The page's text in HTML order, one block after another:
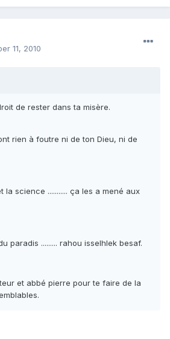
11, 2010
de rester dans ta misère.
rien à foutre ni de ton Dieu, ni de
la science ........... ça les a mené aux
paradis ......... rahou isselhlek besaf.
et abbé pierre pour te faire de la